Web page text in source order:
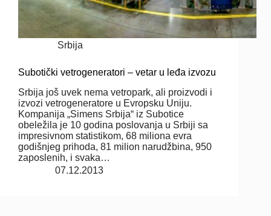
Srbija
Subotički vetrogeneratori – vetar u leđa izvozu
Srbija još uvek nema vetropark, ali proizvodi i
izvozi vetrogeneratore u Evropsku Uniju.
Kompanija „Simens Srbija“ iz Subotice
obeležila je 10 godina poslovanja u Srbiji sa
impresivnom statistikom, 68 miliona evra
godišnjeg prihoda, 81 milion narudžbina, 950
zaposlenih, i svaka…
07.12.2013